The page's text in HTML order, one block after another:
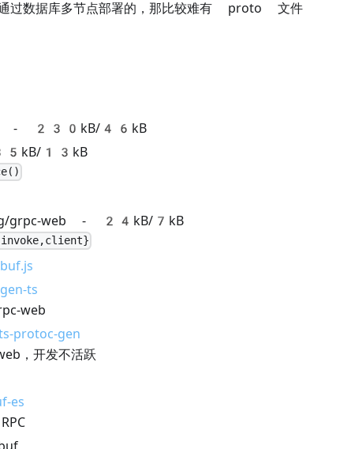
数据库多节点部署的，那比较难有 proto 文件
- 230kB/46kB
13kB
grpc-web - 24kB/7kB
ts
web
protoc-gen
，开发不活跃
es